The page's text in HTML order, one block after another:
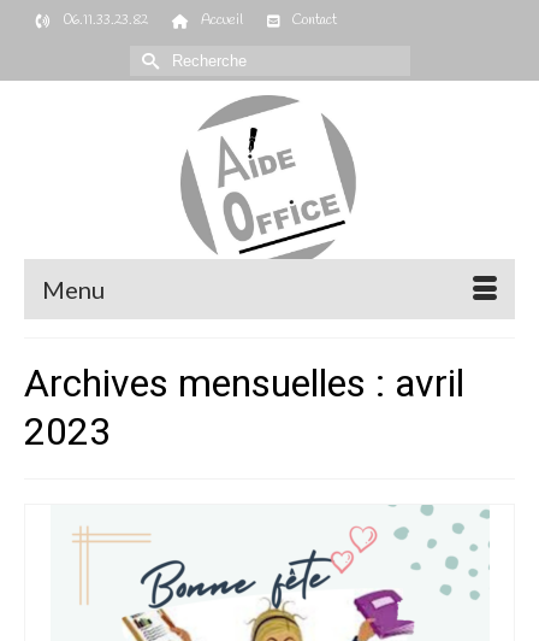
06.11.33.23.82 Accueil
Contact
Rechercher :
Menu
Archives mensuelles : avril
2023